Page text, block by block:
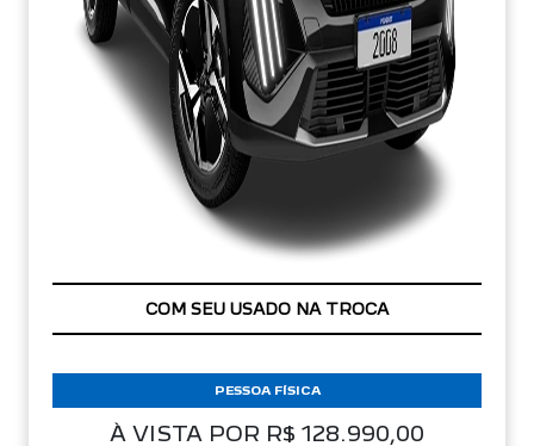
APROVEITE!
À VISTA POR R$ 128.990,00
PESSOA FÍSICA